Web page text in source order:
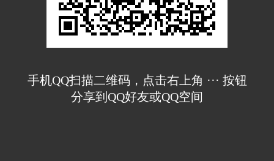
手机QQ扫描二维码，点击右上角 ··· 按钮
分享到QQ好友或QQ空间